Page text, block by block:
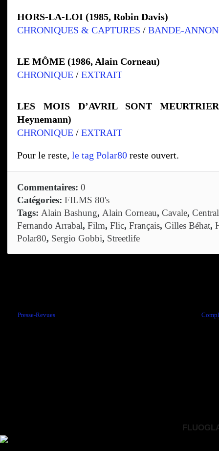
HORS-LA-LOI (1985, Robin Davis)
CHRONIQUES & CAPTURES / BANDE-
LE MÔME (1986, Alain Corneau)
CHRONIQUE / EXTRAIT
LES MOIS D’AVRIL SONT
Heynemann)
CHRONIQUE / EXTRAIT
Pour le reste, le tag Polar80 reste ouvert.
Commentaires: 0
Catégories: FILMS 80's
Tags: Alain Bashung, Alain Corneau, Cavale,
Fernando Arrabal, Film, Flic, Français, Gilles Béhat,
Polar80, Sergio Gobbi, Streetlife
Presse-Revues